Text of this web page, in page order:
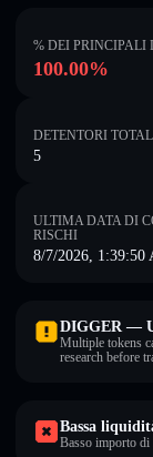
% DEI PRINCIPALI
100.00%
DETENTORI
5
ULTIMA DATA DI
RISCHI
8/7/2026, 1:39:50
DIGGER —
Multiple tokens
research before
Bassa
Basso importo